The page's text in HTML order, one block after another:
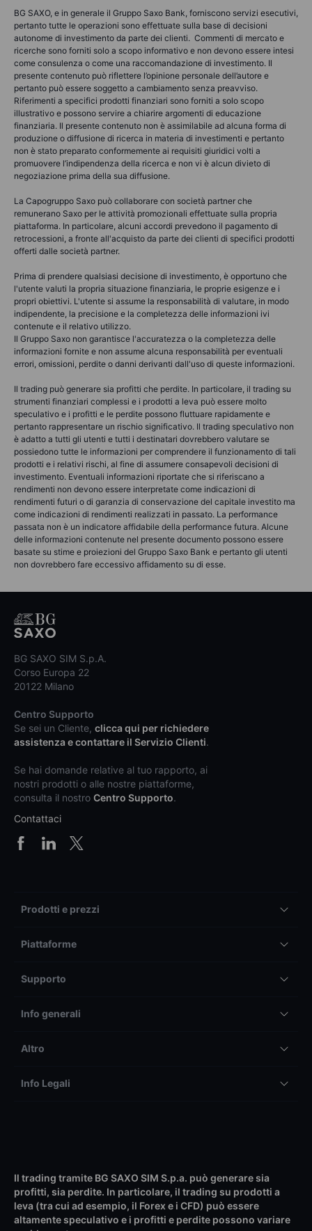
BG SAXO, e in generale il Gruppo Saxo Bank, forniscono servizi esecutivi,
pertanto tutte le operazioni sono effettuate sulla base di decisioni
autonome di investimento da parte dei clienti. Commenti di mercato e
ricerche sono forniti solo a scopo informativo e non devono essere intesi
come consulenza o come una raccomandazione di investimento. Il
presente contenuto può riflettere l’opinione personale dell’autore e
pertanto può essere soggetto a cambiamento senza preavviso.
Riferimenti a specifici prodotti finanziari sono forniti a solo scopo
illustrativo e possono servire a chiarire argomenti di educazione
finanziaria. Il presente contenuto non è assimilabile ad alcuna forma di
produzione o diffusione di ricerca in materia di investimenti e pertanto
non è stato preparato conformemente ai requisiti giuridici volti a
promuovere l’indipendenza della ricerca e non vi è alcun divieto di
negoziazione prima della sua diffusione.
La Capogruppo Saxo può collaborare con società partner che
remunerano Saxo per le attività promozionali effettuate sulla propria
piattaforma. In particolare, alcuni accordi prevedono il pagamento di
retrocessioni, a fronte all'acquisto da parte dei clienti di specifici prodotti
offerti dalle società partner.
Prima di prendere qualsiasi decisione di investimento, è opportuno che
l'utente valuti la propria situazione finanziaria, le proprie esigenze e i
propri obiettivi. L'utente si assume la responsabilità di valutare, in modo
indipendente, la precisione e la completezza delle informazioni ivi
contenute e il relativo utilizzo.
Il Gruppo Saxo non garantisce l'accuratezza o la completezza delle
informazioni fornite e non assume alcuna responsabilità per eventuali
errori, omissioni, perdite o danni derivanti dall'uso di queste informazioni.
Il trading può generare sia profitti che perdite. In particolare, il trading su
strumenti finanziari complessi e i prodotti a leva può essere molto
speculativo e i profitti e le perdite possono fluttuare rapidamente e
pertanto rappresentare un rischio significativo. Il trading speculativo non
è adatto a tutti gli utenti e tutti i destinatari dovrebbero valutare se
possiedono tutte le informazioni per comprendere il funzionamento di tali
prodotti e i relativi rischi, al fine di assumere consapevoli decisioni di
investimento. Eventuali informazioni riportate che si riferiscano a
rendimenti non devono essere interpretate come indicazioni di
rendimenti futuri o di garanzia di conservazione del capitale investito ma
come indicazioni di rendimenti realizzati in passato. La performance
passata non è un indicatore affidabile della performance futura. Alcune
delle informazioni contenute nel presente documento possono essere
basate su stime e proiezioni del Gruppo Saxo Bank e pertanto gli utenti
non dovrebbero fare eccessivo affidamento su di esse.
BG SAXO SIM S.p.A.
Corso Europa 22
20122 Milano
Centro Supporto
Se sei un Cliente, clicca qui per richiedere
assistenza e contattare il Servizio Clienti.
Se hai domande relative al tuo rapporto, ai
nostri prodotti o alle nostre piattaforme,
consulta il nostro Centro Supporto.
Contattaci
Prodotti e prezzi
Piattaforme
Supporto
Info generali
Altro
Info Legali
Il trading tramite BG SAXO SIM S.p.a. può generare sia
profitti, sia perdite. In particolare, il trading su prodotti a
leva (tra cui ad esempio, il Forex e i CFD) può essere
altamente speculativo e i profitti e perdite possono variare